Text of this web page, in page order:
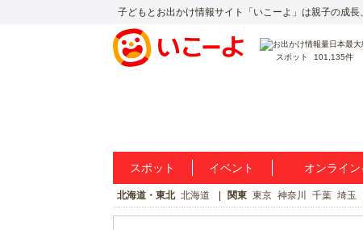
子どもとお出かけ情報サイト「いこーよ」は親子の成長
スポット 101,135件
スポット イベント オンライン
北海道・東北 北海道 関東 東京 神奈川 千葉 埼玉